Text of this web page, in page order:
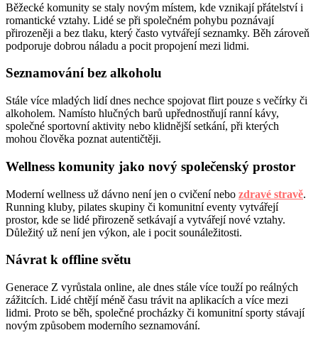
Běžecké komunity se staly novým místem, kde vznikají přátelství i
romantické vztahy. Lidé se při společném pohybu poznávají
přirozeněji a bez tlaku, který často vytvářejí seznamky. Běh zároveň
podporuje dobrou náladu a pocit propojení mezi lidmi.
Seznamování bez alkoholu
Stále více mladých lidí dnes nechce spojovat flirt pouze s večírky či
alkoholem. Namísto hlučných barů upřednostňují ranní kávy,
společné sportovní aktivity nebo klidnější setkání, při kterých
mohou člověka poznat autentičtěji.
Wellness komunity jako nový společenský prostor
Moderní wellness už dávno není jen o cvičení nebo zdravé stravě.
Running kluby, pilates skupiny či komunitní eventy vytvářejí
prostor, kde se lidé přirozeně setkávají a vytvářejí nové vztahy.
Důležitý už není jen výkon, ale i pocit sounáležitosti.
Návrat k offline světu
Generace Z vyrůstala online, ale dnes stále více touží po reálných
zážitcích. Lidé chtějí méně času trávit na aplikacích a více mezi
lidmi. Proto se běh, společné procházky či komunitní sporty stávají
novým způsobem moderního seznamování.